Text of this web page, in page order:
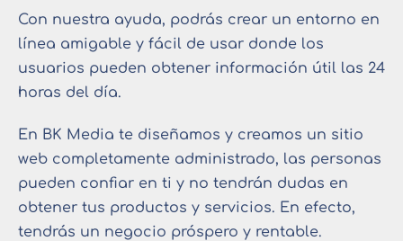
Con nuestra ayuda, podrás crear un entorno en
línea amigable y fácil de usar donde los
usuarios pueden obtener información útil las 24
horas del día.
En BK Media te diseñamos y creamos un sitio
web completamente administrado, las personas
pueden confiar en ti y no tendrán dudas en
obtener tus productos y servicios. En efecto,
tendrás un negocio próspero y rentable.